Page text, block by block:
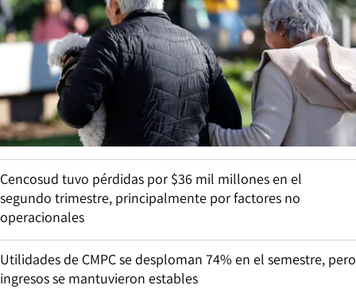
Cencosud tuvo pérdidas por $36 mil millones en el
segundo trimestre, principalmente por factores no
operacionales
Utilidades de CMPC se desploman 74% en el semestre, pero
ingresos se mantuvieron estables